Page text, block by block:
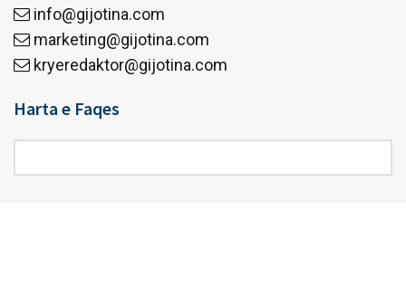
info@gijotina.com
marketing@gijotina.com
kryeredaktor@gijotina.com
Harta e Faqes
e